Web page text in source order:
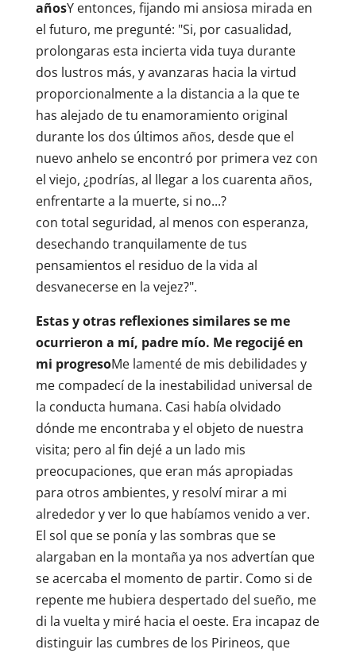
añosY entonces, fijando mi ansiosa mirada en
el futuro, me pregunté: "Si, por casualidad,
prolongaras esta incierta vida tuya durante
dos lustros más, y avanzaras hacia la virtud
proporcionalmente a la distancia a la que te
has alejado de tu enamoramiento original
durante los dos últimos años, desde que el
nuevo anhelo se encontró por primera vez con
el viejo, ¿podrías, al llegar a los cuarenta años,
enfrentarte a la muerte, si no...?
con total seguridad, al menos con esperanza,
desechando tranquilamente de tus
pensamientos el residuo de la vida al
desvanecerse en la vejez?".
Estas y otras reflexiones similares se me
ocurrieron a mí, padre mío. Me regocijé en
mi progresoMe lamenté de mis debilidades y
me compadecí de la inestabilidad universal de
la conducta humana. Casi había olvidado
dónde me encontraba y el objeto de nuestra
visita; pero al fin dejé a un lado mis
preocupaciones, que eran más apropiadas
para otros ambientes, y resolví mirar a mi
alrededor y ver lo que habíamos venido a ver.
El sol que se ponía y las sombras que se
alargaban en la montaña ya nos advertían que
se acercaba el momento de partir. Como si de
repente me hubiera despertado del sueño, me
di la vuelta y miré hacia el oeste. Era incapaz de
distinguir las cumbres de los Pirineos, que